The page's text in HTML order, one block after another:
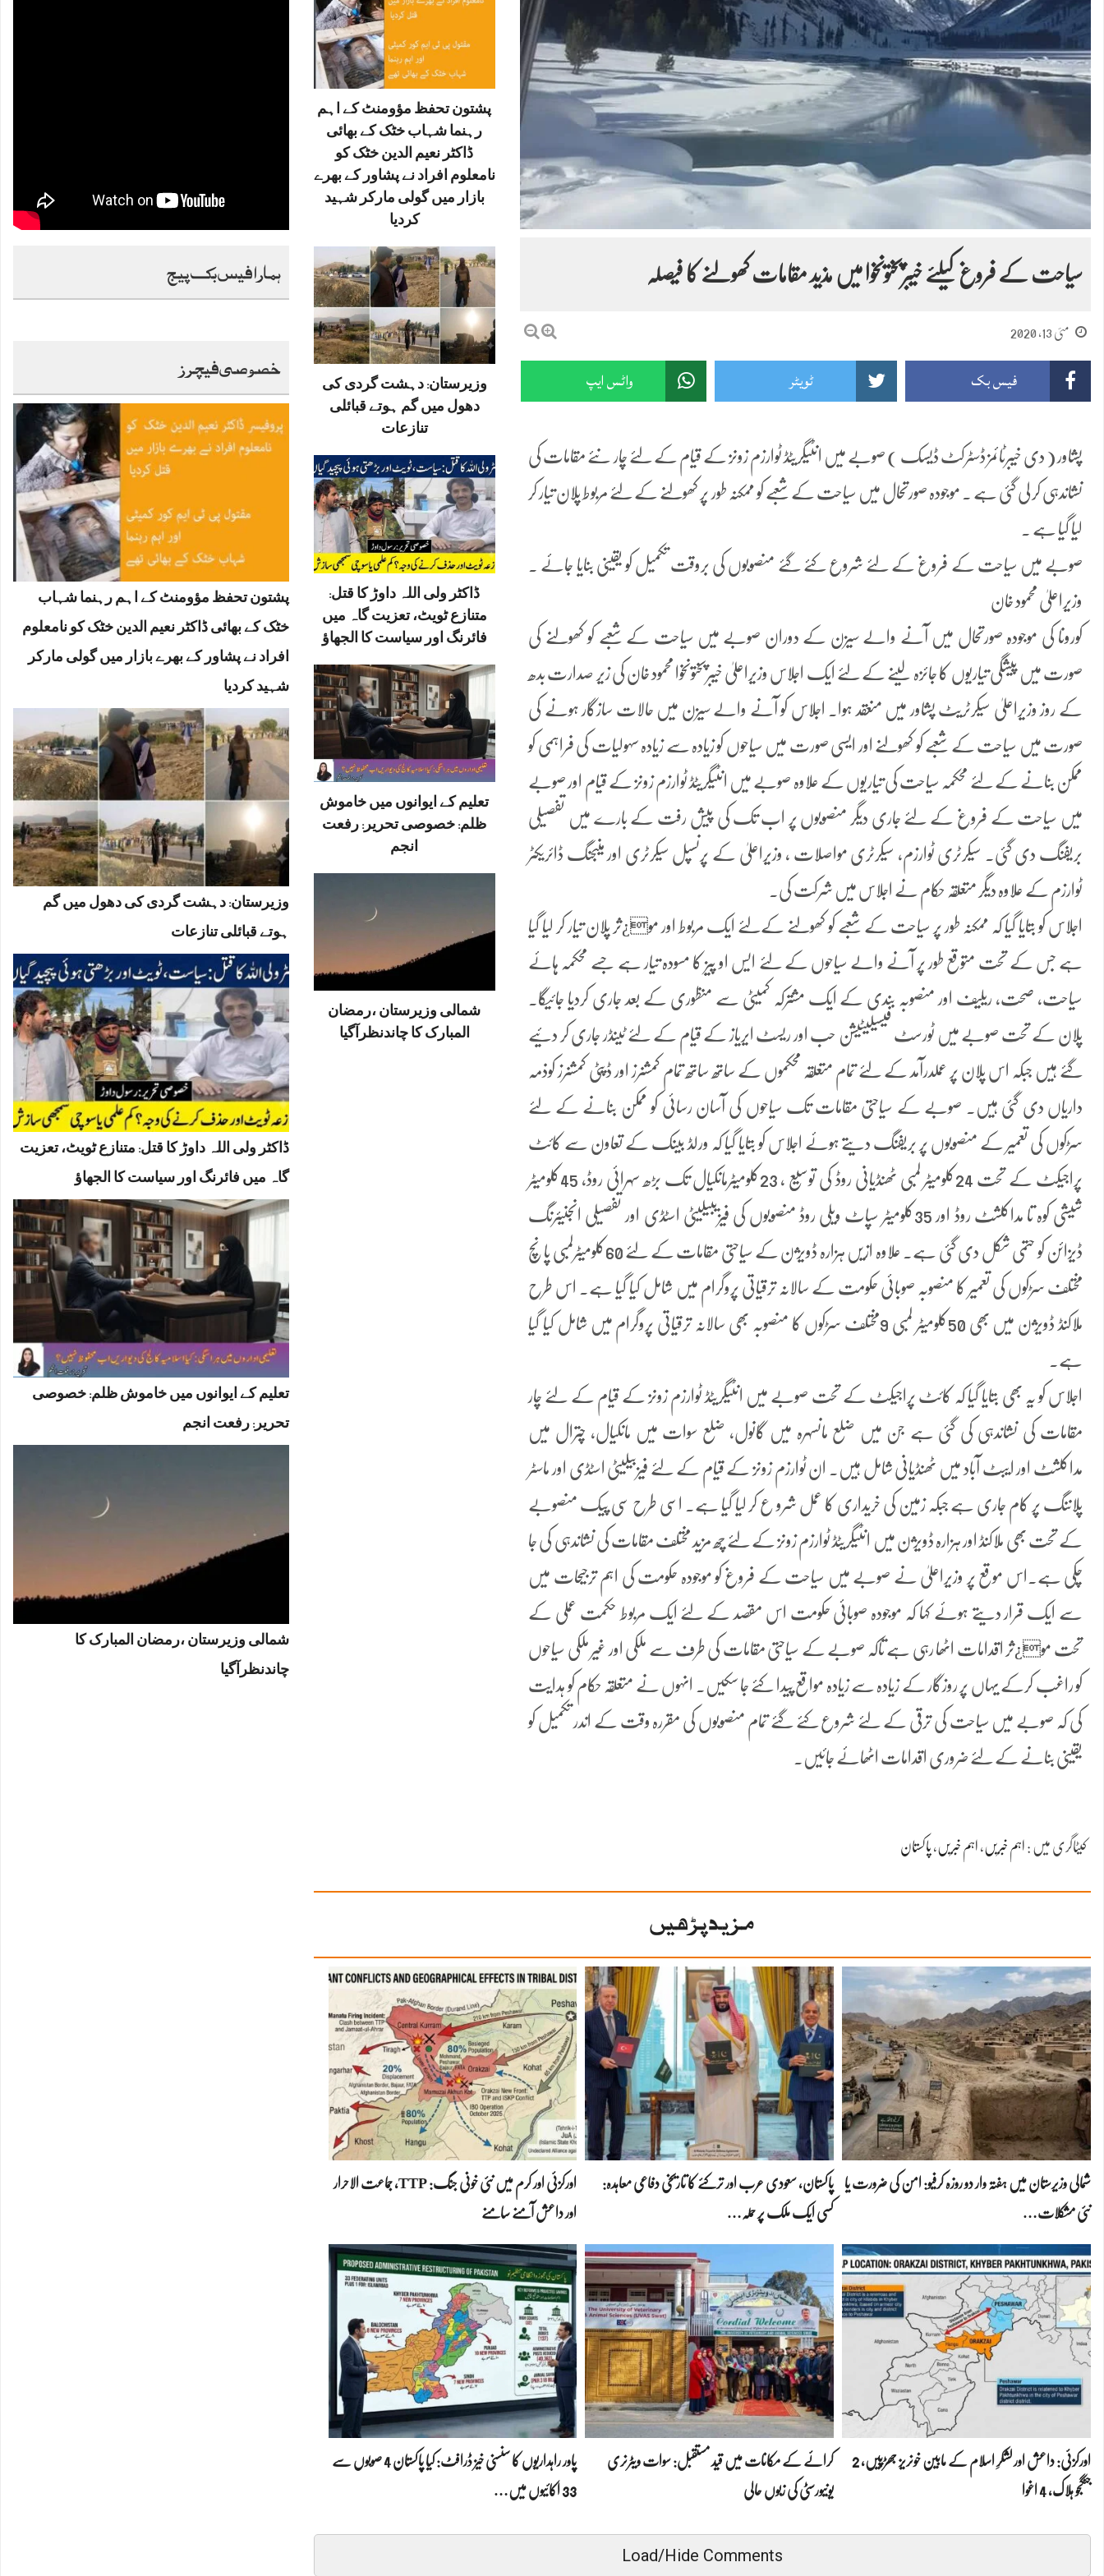
پشتون تحفظ مؤومنٹ کے اہم
رہنما شہاب خٹک کے بھائی
ڈاکٹر نعیم الدین خٹک کو
نامعلوم افراد نے پشاور کے بھرے
بازار میں گولی مارکر شہید
کردیا
وزیرستان: دہشت گردی کی
دھول میں گم ہوتے قبائلی
تنازعات
ڈاکٹر ولی اللہ داوڑ کا قتل:
متنازع ٹویٹ، تعزیت گاہ میں
فائرنگ اور سیاست کا الجھاؤ
تعلیم کے ایوانوں میں خاموش
ظلم: خصوصی تحریر: رفعت
انجم
شمالی وزیرستان ،رمضان
المبارک کا چاندنظرآگیا
سیاحت کے فروغ کیلئے خیبرپختونخوا میں مذید مقامات کھولنے کا فیصلہ
مئی 13, 2020
فیس بک ٹویٹر واٹس ایپ
پشاور ( دی خیبرٹائمز ڈسٹرکٹ ڈیسک ) صوبے میں انٹیگریٹڈ ٹوارزم زونز کے قیام کے لئے چار نئے مقامات کی
نشاندہی کر لی گئی ہے ۔ موجودہ صورتحال میں سیاحت کے شعبے کو ممکنہ طور پر کھولنے کے لئے مربوط پلان تیار کر
لیا گیا ہے ۔
صوبے میں سیاحت کے فروغ کے لئے شروع کئے گئے منصوبوں کی بروقت تکمیل کو یقینی بنایا جائے ۔
وزیراعلیٰ محمود خان
کورونا کی موجودہ صورتحال میں آنے والے سیزن کے دوران صوبے میں سیاحت کے شعبے کو کھولنے کی
صورت میں پیشگی تیاریوں کا جائزہ لینے کے لئے ایک اجلاس وزیراعلیٰ خیبرپختونخوا محمود خان کی زیر صدارت بدھ
کے روز وزیراعلیٰ سیکرٹریٹ پشاور میں منعقد ہوا۔ اجلاس کو آنے والے سیزن میں حالات سازگار ہونے کی
صورت میں سیاحت کے شعبے کو کھولنے اور ایسی صورت میں سیاحوں کو زیادہ سے زیادہ سہولیات کی فراہمی کو
ممکن بنانے کے لئے محکمہ سیاحت کی تیاریوں کے علاوہ صوبے میں انٹیگریٹڈ ٹوارزم زونز کے قیام اور صوبے
میں سیاحت کے فروغ کے لئے جاری دیگر منصوبوں پر اب تک کی پیش رفت کے بارے میں تفصیلی
بریفنگ دی گئی۔ سیکرٹری ٹوارزم، سیکرٹری مواصلات ، وزیراعلیٰ کے پرنسپل سیکرٹری اور منیجنگ ڈائریکٹر
ٹوارزم کے علاوہ دیگر متعلقہ حکام نے اجلاس میں شرکت کی۔
اجلاس کو بتایا گیا کہ ممکنہ طور پر سیاحت کے شعبے کو کھولنے کےلئے ایک مربوط اور مو¿ثر پلان تیار کر لیا گیا
ہے جس کے تحت متوقع طور پر آنے والے سیاحوں کے لئے ایس او پیز کا مسودہ تیار ہے جسے محکمہ ہائے
سیاحت، صحت، ریلیف اور منصوبہ بندی کے ایک مشترکہ کمیٹی سے منظوری کے بعد جاری کردیا جائیگا۔
پلان کے تحت صوبے میں ٹورسٹ فیسیلیٹیشن حب اور ریسٹ ایریاز کے قیام کے لئے ٹینڈر جاری کر دئیے
گئے ہیں جبکہ اس پلان پر عملدرآمد کے لئے تمام متعلقہ محکموں کے ساتھ ساتھ تمام کمشنرز اور ڈپٹی کمشنرز کوذمہ
داریاں دی گئی ہیں۔ صوبے کے سیاحتی مقامات تک سیاحوں کی آسان رسائی کو ممکن بنانے کے لئے
سڑکوں کی تعمیر کے منصوبوں پر بریفنگ دیتے ہوئے اجلاس کو بتایا گیا کہ ورلڈ بینک کے تعاون سے کائٹ
پراجیکٹ کے تحت 24کلومیٹر لمبی ٹھنڈیانی روڈ کی توسیع ، 23کلومیٹرمانکیال تک بڑھ سہرائی روڈ، 45کلومیٹر
شیشی کوہ تا مداکلشٹ روڈ اور 35کلومیٹر سپاٹ ویلی روڈ منصوبوں کی فیزیبیلیٹی اسٹڈی اور تفصیلی انجنیئرنگ
ڈیزائن کو حتمی شکل دی گئی ہے۔ علاوہ ازیں ہزارہ ڈویژن کے سیاحتی مقامات کے لئے 60کلومیٹرلمبی پانچ
مختلف سڑکوں کی تعمیر کا منصوبہ صوبائی حکومت کے سالانہ ترقیاتی پروگرام میں شامل کیا گیا ہے۔ اس طرح
ملاکنڈ ڈویژن میں بھی 50کلومیٹر لمبی 9مختلف سڑکوں کا منصوبہ بھی سالانہ ترقیاتی پروگرام میں شامل کیا گیا
ہے۔
اجلاس کو یہ بھی بتایا گیا کہ کائٹ پراجیکٹ کے تحت صوبے میں انٹیگریٹڈ ٹوارزم زونز کے قیام کے لئے چار
مقامات کی نشاندہی کی گئی ہے جن میں ضلع مانسہرہ میں گانول، ضلع سوات میں مانکیال، چترال میں
مداکلشٹ اور ایبٹ آباد میں ٹھنڈیانی شامل ہیں۔ ان ٹوارزم زونز کے قیام کے لئے فیزبیلیٹی اسٹڈی اور ماسٹر
پلاننگ پر کام جاری ہے جبکہ زمین کی خریداری کا عمل شرو ع کر لیا گیا ہے۔ اسی طرح سی پیک منصوبے
کے تحت بھی ملاکنڈ اور ہزارہ ڈویژن میں انٹیگریٹڈ ٹوارزم زونز کے لئے چھ مزید مختلف مقامات کی نشاندہی کی جا
چکی ہے۔اس موقع پر وزیراعلیٰ نے صوبے میں سیاحت کے فروغ کو موجودہ حکومت کی اہم ترجیحات میں
سے ایک قرار دیتے ہوئے کہا کہ موجودہ صوبائی حکومت اس مقصد کے لئے ایک مربوط حکمت عملی کے
تحت مو¿ثر اقدامات اٹھا رہی ہے تاکہ صوبے کے سیاحتی مقامات کی طرف سے ملکی اور غیر ملکی سیاحوں
کو راغب کرکے یہاں پر روزگار کے زیادہ سے زیادہ مواقع پیدا کئے جا سکیں۔ انہوں نے متعلقہ حکام کو ہدایت
کی کہ صوبے میں سیاحت کی ترقی کے لئے شروع کئے گئے تمام منصوبوں کی مقررہ وقت کے اندر تکمیل کو
یقینی بنانے کے لئے ضروری اقدامات اٹھائے جائیں۔
کیٹاگری میں : اہم خبریں، اہم خبریں، پاکستان
مزید پڑھیں
شمالی وزیرستان میں ہفتہ وار دو روزہ کرفیو: امن کی ضرورت یا
نئی مشکلات…
پاکستان، سعودی عرب اور ترکئے کا تاریخی دفاعی معاہدہ:
کسی ایک ملک پر حملہ…
اورکزئی اور کرم میں نئی خونی جنگ: TTP، جماعت الاحرار
اور داعش آمنے سامنے
اورکزئی: داعش اور لشکرِ اسلام کے مابین خونریز جھڑپیں، 2
جنگجو ہلاک، 4 اغوا
کرائے کے مکانات میں قید مستقبل: سوات ویٹرنری
یونیورسٹی کی زبوں حالی
پاور راہداریوں کا سنسنی خیز ڈرافٹ: کیا پاکستان 4 صوبوں سے
33 اکائیوں میں…
Load/Hide Comments
ہمارا فیس بک پیج
خصوصی فیچرز
پشتون تحفظ مؤومنٹ کے اہم رہنما شہاب
خٹک کے بھائی ڈاکٹر نعیم الدین خٹک کو نامعلوم
افراد نے پشاور کے بھرے بازار میں گولی مارکر
شہید کردیا
وزیرستان: دہشت گردی کی دھول میں گم
ہوتے قبائلی تنازعات
ڈاکٹر ولی اللہ داوڑ کا قتل: متنازع ٹویٹ، تعزیت
گاہ میں فائرنگ اور سیاست کا الجھاؤ
تعلیم کے ایوانوں میں خاموش ظلم: خصوصی
تحریر: رفعت انجم
شمالی وزیرستان ،رمضان المبارک کا
چاندنظرآگیا